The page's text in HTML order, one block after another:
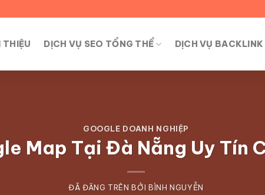
THIỆU DỊCH VỤ SEO TỔNG THỂ DỊCH VỤ BACKLINK
GOOGLE DOANH NGHIỆP
Map Tại Đà Nẵng Uy Tín
ĐÃ ĐĂNG TRÊNBỞI BÌNH NGUYỄN